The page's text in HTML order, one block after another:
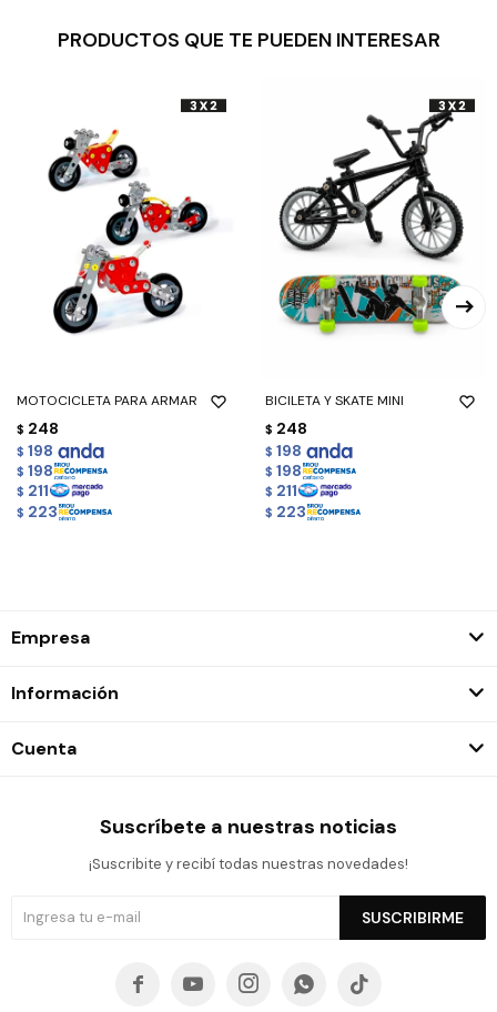
PRODUCTOS QUE TE PUEDEN INTERESAR
MOTOCICLETA PARA ARMAR
$ 248
$ 198
$ 198
$ 211
$ 223
BICILETA Y SKATE MINI
$ 248
$ 198
$ 198
$ 211
$ 223
Empresa
Información
Cuenta
Suscríbete a nuestras noticias
¡Suscribite y recibí todas nuestras novedades!
SUSCRIBIRME
    